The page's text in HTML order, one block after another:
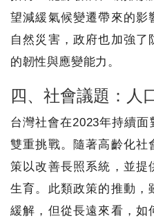
望減緩氣候變遷帶來的影
自然災害，政府也加強了
的韌性與應變能力。
四、社會議題：人
台灣社會在2023年持續
雙重挑戰。隨著高齡化社
策以改善長照系統，並提
生育。此類政策的推動，
緩解，但從長遠來看，如